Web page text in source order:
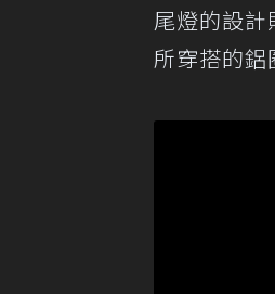
尾燈的設
所穿搭的鋁